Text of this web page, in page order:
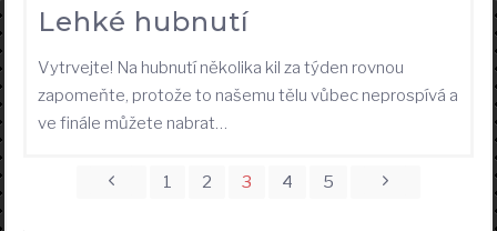
Lehké hubnutí
Vytrvejte! Na hubnutí několika kil za týden rovnou
zapomeňte, protože to našemu tělu vůbec neprospívá a
ve finále můžete nabrat…
Stránkování
1 2 3 4 5